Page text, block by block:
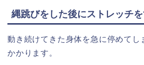
縄跳びをした後にストレッチ
動き続けてきた身体を急に停めてし
かかります。